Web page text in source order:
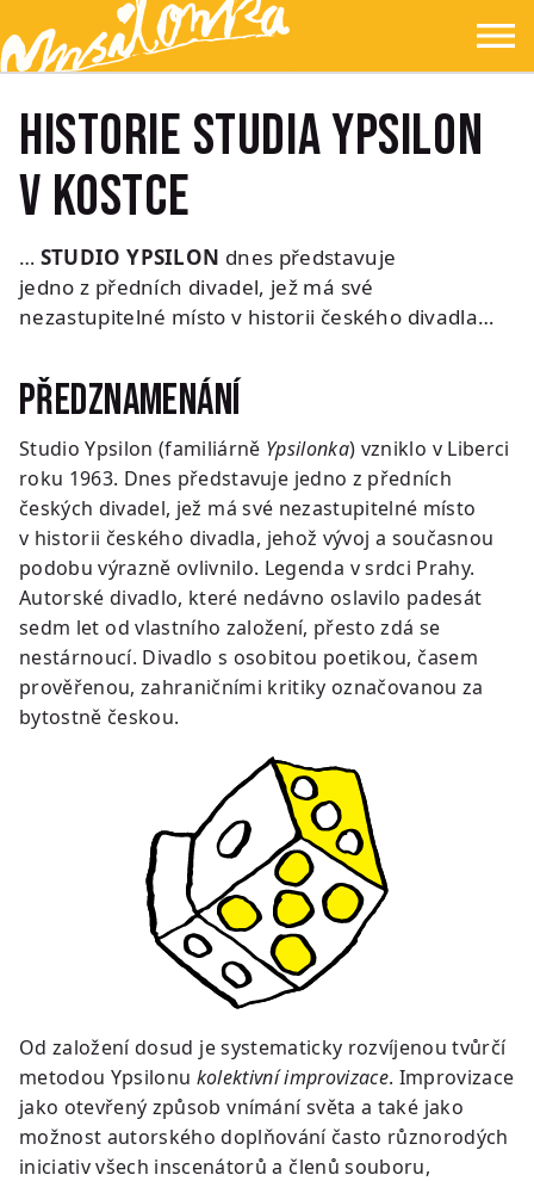
Přejít na hlavní obsah
Přejít na navigaci
Přejít na hledání
Ypsilonka ☰
Historie Studia Ypsilon
v kostce
… STUDIO YPSILON dnes představuje
jedno z předních divadel, jež má své
nezastupitelné místo v historii českého divadla…
Předznamenání
Studio Ypsilon (familiárně Ypsilonka) vzniklo v Liberci
roku 1963. Dnes představuje jedno z předních
českých divadel, jež má své nezastupitelné místo
v historii českého divadla, jehož vývoj a současnou
podobu výrazně ovlivnilo. Legenda v srdci Prahy.
Autorské divadlo, které nedávno oslavilo padesát
sedm let od vlastního založení, přesto zdá se
nestárnoucí. Divadlo s osobitou poetikou, časem
prověřenou, zahraničními kritiky označovanou za
bytostně českou.
Od založení dosud je systematicky rozvíjenou tvůrčí
metodou Ypsilonu kolektivní improvizace. Improvizace
jako otevřený způsob vnímání světa a také jako
možnost autorského doplňování často různorodých
iniciativ všech inscenátorů a členů souboru,